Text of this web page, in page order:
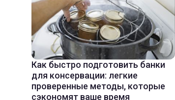
Как быстро подготовить банки
для консервации: легкие
проверенные методы, которые
сэкономят ваше время